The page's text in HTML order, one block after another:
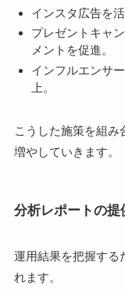
インスタ広告を
プレゼントキャ
メントを促進。
インフルエンサ
上。
こうした施策を組み
増やしていきます。
分析レポートの提
運用結果を把握する
れます。